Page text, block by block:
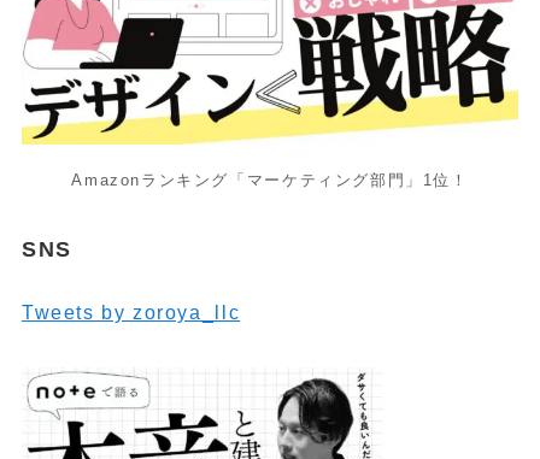
Amazonランキング「マーケティング部門」1位！
SNS
Tweets by zoroya_llc